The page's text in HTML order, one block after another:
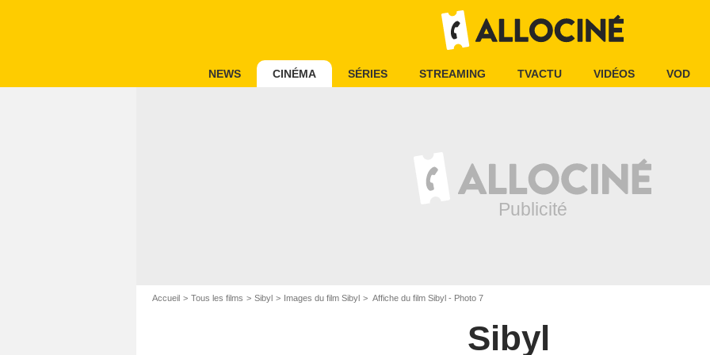
NEWS CINÉMA SÉRIES STREAMING TVACTU VIDÉOS VOD
Accueil Tous les films Sibyl Images du film Sibyl Affiche du film Sibyl - Photo 7
Sibyl